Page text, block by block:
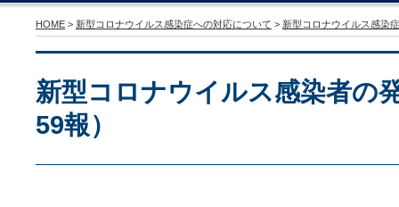
HOME > 新型コロナウイルス感染症への対応について > 新型コロナウイルス感染
新型コロナウイルス感染者の
59報）